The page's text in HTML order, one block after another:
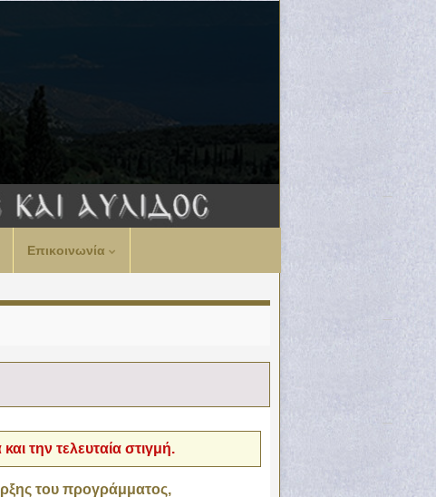
Επικοινωνία
την τελευταία στιγμή.
του προγράμματος,